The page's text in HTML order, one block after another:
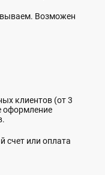
Возможен
клиентов (от 3
оформление
счет или оплата